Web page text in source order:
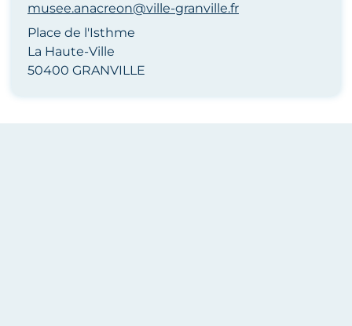
musee.anacreon@ville-granville.fr
Place de l'Isthme
La Haute-Ville
50400 GRANVILLE